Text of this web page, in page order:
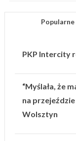
Popularne
PKP Intercity
“Myślała, że
na
Wolsztyn